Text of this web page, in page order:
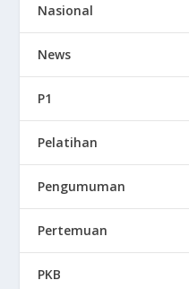
Nasional
News
P1
Pelatihan
Pengumuman
Pertemuan
PKB